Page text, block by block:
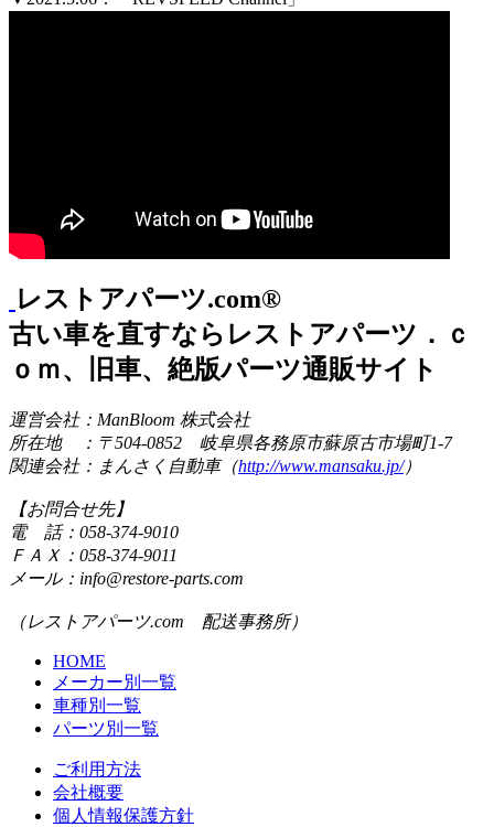
レストアパーツ.com®
古い車を直すならレストアパーツ．ｃ
ｏｍ、旧車、絶版パーツ通販サイト
運営会社：ManBloom 株式会社
所在地 ：〒504-0852 岐阜県各務原市蘇原古市場町1-7
関連会社：まんさく自動車（http://www.mansaku.jp/）
【お問合せ先】
電 話：058-374-9010
ＦＡＸ：058-374-9011
メール：info@restore-parts.com
（レストアパーツ.com 配送事務所）
HOME
メーカー別一覧
車種別一覧
パーツ別一覧
ご利用方法
会社概要
個人情報保護方針